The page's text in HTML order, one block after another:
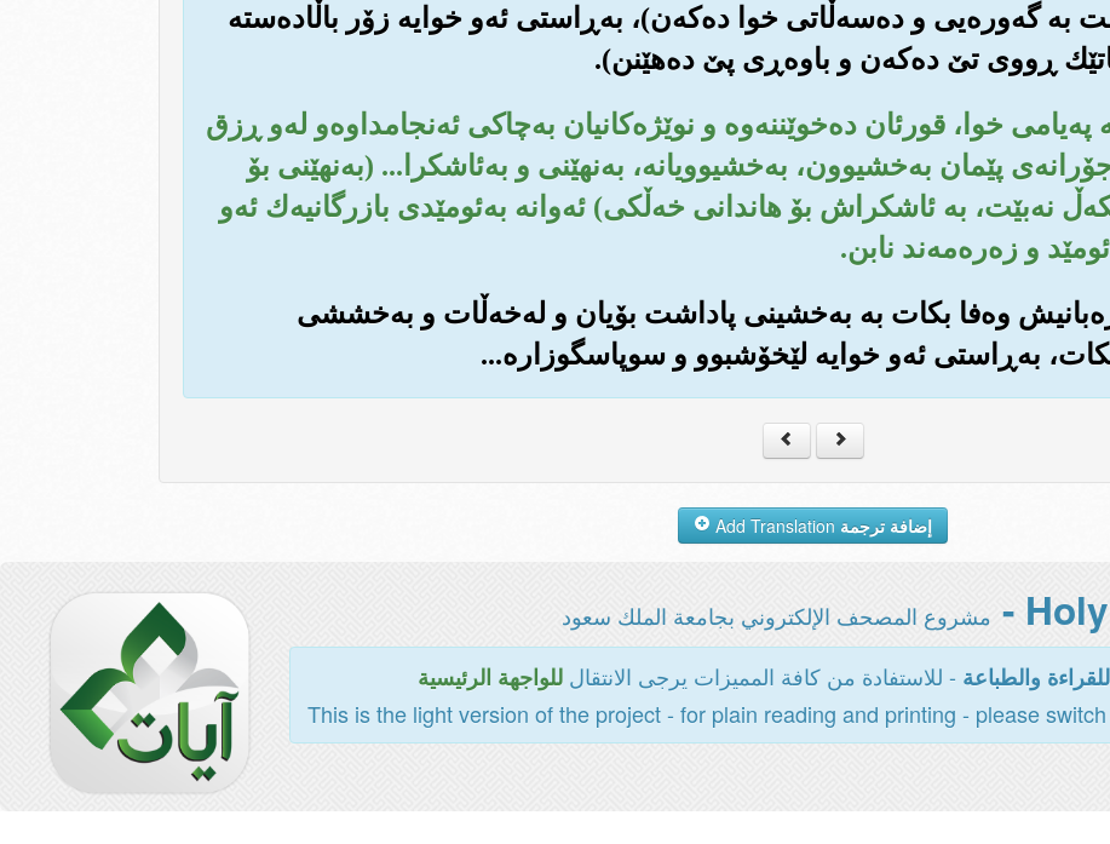
گه‌وره‌یی و ده‌سه‌ڵاتی خوا ده‌که‌ن)، به‌ڕاستی ئه‌و خوایه زۆر باڵاده‌سته
ڕووی تێ ده‌که‌ن و باوه‌ڕی پێ ده‌هێنن).
په‌یامی خوا، قورئان ده‌خوێننه‌وه و نوێژه‌کانیان به‌چاکی ئه‌نجامداوه‌و له‌و ڕزق
پێمان به‌خشیوون، به‌خشیوویانه‌، به‌نهێنی و به‌ئاشکرا... (به‌نهێنی بۆ
نه‌بێت، به ئاشکراش بۆ هاندانی خه‌ڵکی) ئه‌وانه به‌ئومێدی بازرگانیه‌ك ئه‌و
و زه‌ره‌مه‌ند نابن.
وه‌فا بکات به به‌خشینی پاداشت بۆیان و له‌خه‌ڵات و به‌خششی
به‌ڕاستی ئه‌و خوایه لێخۆشبوو و سوپاسگوزاره‌...
إضافة ترجمة
مشروع المصحف الإلكتروني بجامعة الملك سعود
والطباعة - للاستفادة من كافة المميزات يرجى الانتقالللواجهة الرئيسية
This is the light version of the project - for plain reading and printing - please